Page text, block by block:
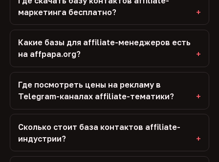
маркетинга бесплатно?
Какие базы для affiliate-менеджеров есть
на affpapa.org?
Где посмотреть цены на рекламу в
Telegram-каналах affiliate-тематики?
Сколько стоит база контактов affiliate-
индустрии?